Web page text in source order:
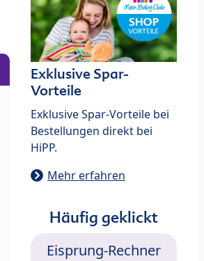
Exklusive Spar-
Vorteile
Exklusive Spar-Vorteile bei
Bestellungen direkt bei
HiPP.
Mehr erfahren
Häufig geklickt
Eisprung-Rechner